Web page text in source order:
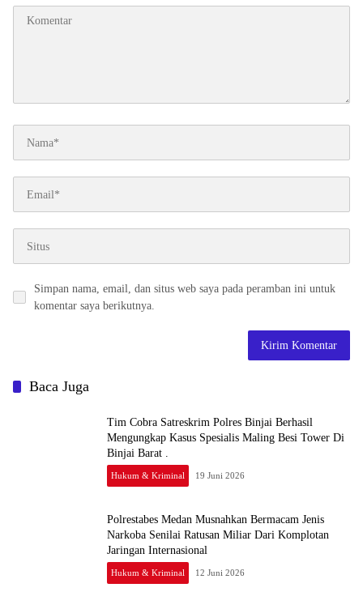
Simpan nama, email, dan situs web saya pada peramban ini untuk
komentar saya berikutnya.
Baca Juga
Tim Cobra Satreskrim Polres Binjai Berhasil
Mengungkap Kasus Spesialis Maling Besi Tower Di
Binjai Barat .
Hukum & Kriminal 19 Juni 2026
Polrestabes Medan Musnahkan Bermacam Jenis
Narkoba Senilai Ratusan Miliar Dari Komplotan
Jaringan Internasional
Hukum & Kriminal 12 Juni 2026